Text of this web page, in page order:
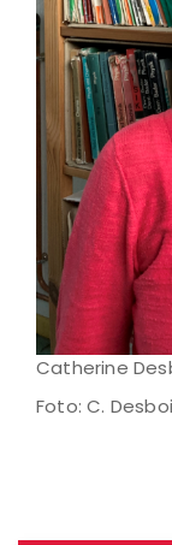
Catherine
Foto: C.